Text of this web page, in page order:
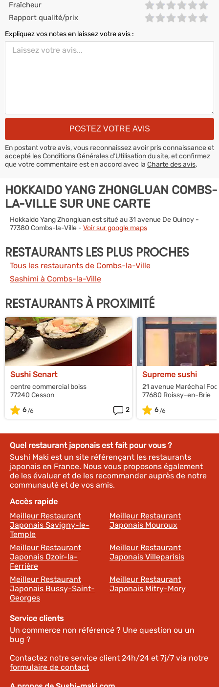
Fraîcheur
Rapport qualité/prix
Expliquez vos notes en laissez votre avis :
En postant votre avis, vous reconnaissez avoir pris connaissance et
accepté lesConditions Générales d’Utilisationdu site, et confirmez
que votre commentaire est en accord avec la Charte des avis.
HOKKAIDO YANG ZHONGLUAN COMBS-
LA-VILLE SUR UNE CARTE
Hokkaido Yang Zhongluan est situé au 31 avenue De Quincy -
77380 Combs-la-Ville - Voir sur google maps
RESTAURANTS LES PLUS PROCHES
Tous les restaurants de Combs-la-Ville
Sashimi à Combs-la-Ville
RESTAURANTS À PROXIMITÉ
Sushi Senart
centre commercial boiss
77240 Cesson
6
2
Supreme sushi
21 avenue Maréchal
77680 Roissy-en-Brie
6
Quel restaurant japonais est fait pour vous ?
Sushi Maki est un site référençant les restaurants
japonais en France. Nous vous proposons également
de les évaluer et de les recommander auprès de notre
communauté et de vos amis.
Accès rapide
Meilleur Restaurant
Japonais Savigny-le-
Temple
Meilleur Restaurant
Japonais Mouroux
Meilleur Restaurant
Japonais Ozoir-la-
Ferrière
Meilleur Restaurant
Japonais Villeparisis
Meilleur Restaurant
Japonais Bussy-Saint-
Georges
Meilleur Restaurant
Japonais Mitry-Mory
Service clients
Un commerce non référencé ? Une question ou un
bug ?
Contactez notre service client 24h/24 et 7j/7 via notre
formulaire de contact